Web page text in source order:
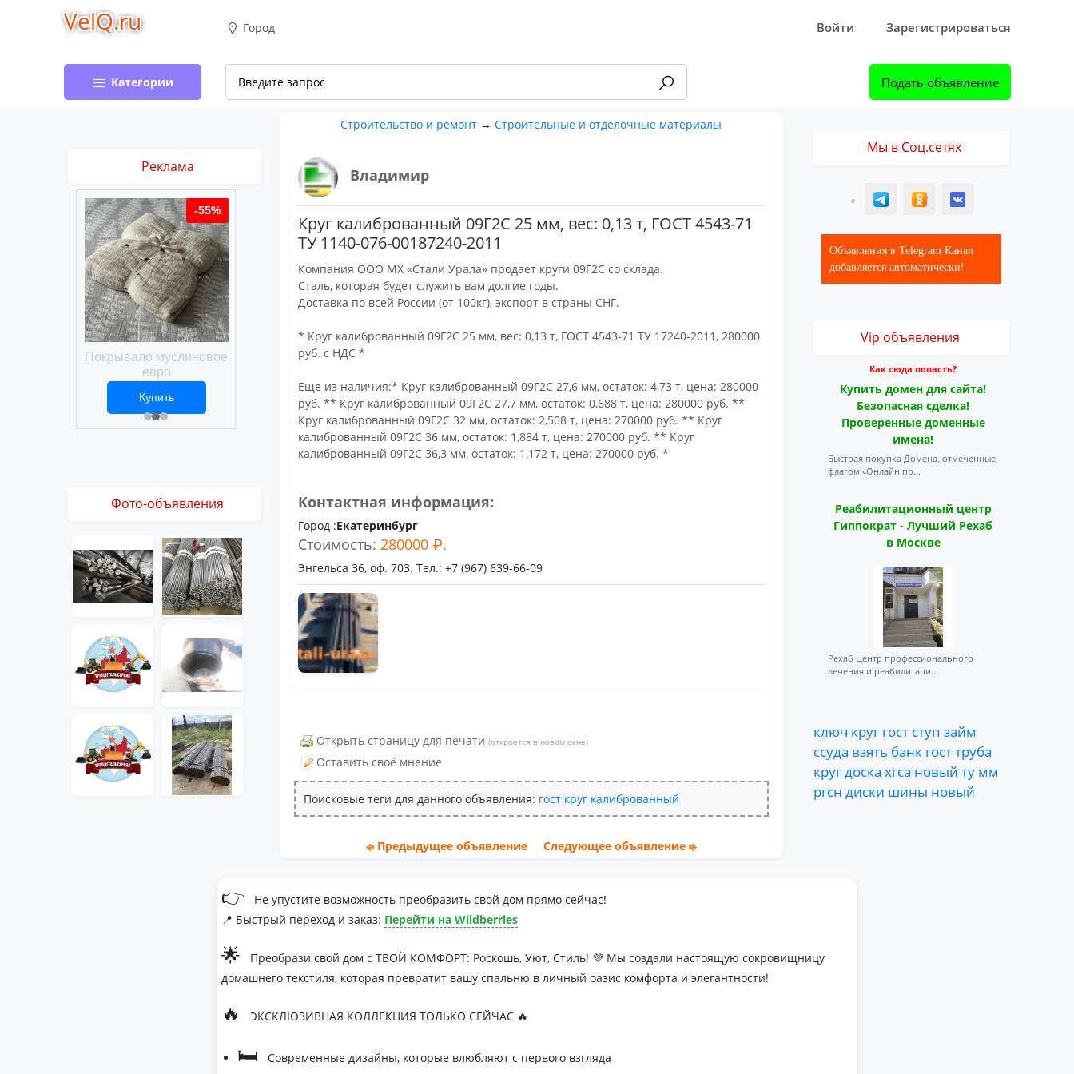
VelQ.ru Город Войти Зарегистрироваться
Категории Подать объявление
Строительство и ремонт →Строительные и отделочные материалы
Владимир
Круг калиброванный 09Г2С 25 мм, вес: 0,13 т, ГОСТ 4543-71
ТУ 1140-076-00187240-2011
Компания ООО МХ «Стали Урала» продает круги 09Г2С со склада.
Сталь, которая будет служить вам долгие годы.
Доставка по всей России (от 100кг), экспорт в страны СНГ.
* Круг калиброванный 09Г2С 25 мм, вес: 0,13 т, ГОСТ 4543-71 ТУ 17240-2011, 280000
руб. с НДС *
Еще из наличия:* Круг калиброванный 09Г2С 27,6 мм, остаток: 4,73 т, цена: 280000
руб. ** Круг калиброванный 09Г2С 27,7 мм, остаток: 0,688 т, цена: 280000 руб. **
Круг калиброванный 09Г2С 32 мм, остаток: 2,508 т, цена: 270000 руб. ** Круг
калиброванный 09Г2С 36 мм, остаток: 1,884 т, цена: 270000 руб. ** Круг
калиброванный 09Г2С 36,3 мм, остаток: 1,172 т, цена: 270000 руб. *
Контактная информация:
Город :Екатеринбург
Стоимость:280000 ₽.
Энгельса 36, оф. 703. Тел.: +7 (967) 639-66-09
Открыть страницу для печати (откроется в новом окне)
Оставить своё мнение
Поисковые теги для данного объявления: гост круг калиброванный
Предыдущее объявление Следующее объявление
Реклама
-55%
Покрывало муслиновое
евро
2 469 ₽
Купить
-55%
Покрывало вафельное
3 061 ₽
Купить
Фото-объявления
Мы в Соц.сетях
T ОК ВК
Объявления в Telegram Канал
добавляется автоматически!
Vip объявления
Как сюда попасть?
Купить домен для сайта!
Безопасная сделка!
Проверенные доменные
имена!
Быстрая покупка Домена, отмеченные
флагом «Онлайн пр...
Реабилитационный центр
Гиппократ - Лучший Рехаб
в Москве
Рехаб Центр профессионального
лечения и реабилитаци...
ключ круг гост ступ займ
ссуда взять банк госттруба
кругдоска хгса новый ту мм
ргсн диски шины новый
👉
Не упустите возможность преобразить свой дом прямо сейчас!
📍 Быстрый переход и заказ: Перейти на Wildberries
🌟
Преобрази свой дом с ТВОЙ КОМФОРТ: Роскошь, Уют, Стиль! 💜 Мы создали настоящую сокровищницу
домашнего текстиля, которая превратит вашу спальню в личный оазис комфорта и элегантности!
🔥 ЭКСКЛЮЗИВНАЯ КОЛЛЕКЦИЯ ТОЛЬКО СЕЙЧАС 🔥
🛏 Современные дизайны, которые влюбляют с первого взгляда